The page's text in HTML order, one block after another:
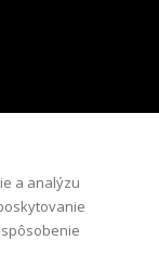
a analýzu